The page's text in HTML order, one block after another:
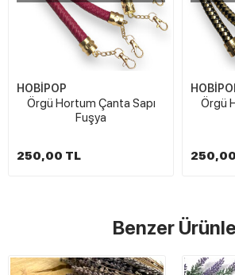
HOBİPOP
Örgü Hortum Çanta Sapı
Fuşya
250,00 TL
Örgü
Benzer